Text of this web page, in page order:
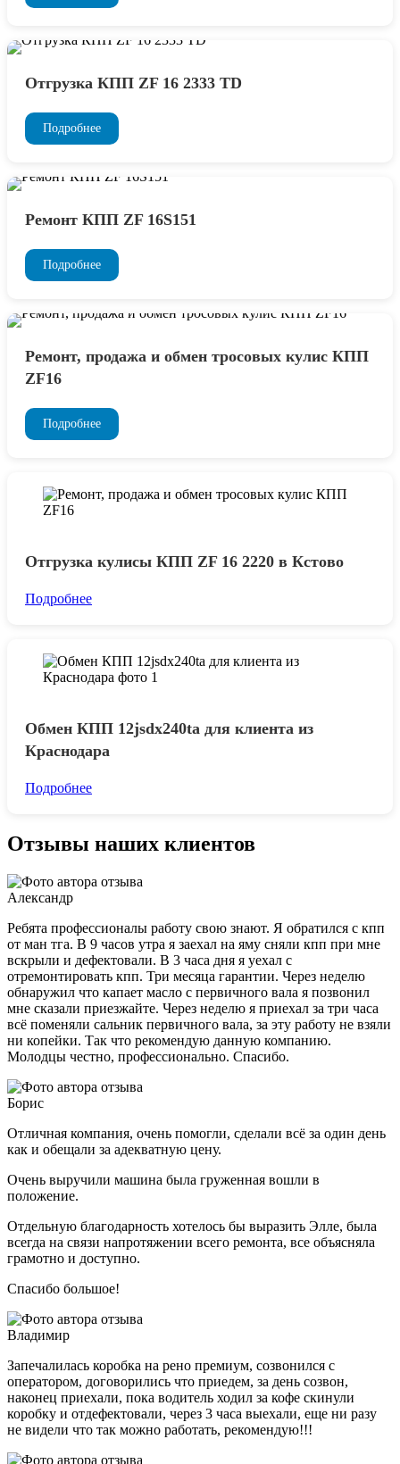
Отгрузка КПП ZF 16 2333 TD
Подробнее
Ремонт КПП ZF 16S151
Подробнее
Ремонт, продажа и обмен тросовых кулис КПП
ZF16
Подробнее
Отгрузка кулисы КПП ZF 16 2220 в Кстово
Подробнее
Обмен КПП 12jsdx240ta для клиента из
Краснодара
Подробнее
Отзывы наших клиентов
Александр
Ребята профессионалы работу свою знают. Я обратился с кпп
от ман тга. В 9 часов утра я заехал на яму сняли кпп при мне
вскрыли и дефектовали. В 3 часа дня я уехал с
отремонтировать кпп. Три месяца гарантии. Через неделю
обнаружил что капает масло с первичного вала я позвонил
мне сказали приезжайте. Через неделю я приехал за три часа
всё поменяли сальник первичного вала, за эту работу не взяли
ни копейки. Так что рекомендую данную компанию.
Молодцы честно, профессионально. Спасибо.
Борис
Отличная компания, очень помогли, сделали всё за один день
как и обещали за адекватную цену.
Очень выручили машина была груженная вошли в
положение.
Отдельную благодарность хотелось бы выразить Элле, была
всегда на связи напротяжении всего ремонта, все объясняла
грамотно и доступно.
Спасибо большое!
Владимир
Запечалилась коробка на рено премиум, созвонился с
оператором, договорились что приедем, за день созвон,
наконец приехали, пока водитель ходил за кофе скинули
коробку и отдефектовали, через 3 часа выехали, еще ни разу
не видели что так можно работать, рекомендую!!!